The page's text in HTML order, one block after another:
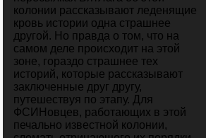
колонии рассказывают леденящие
кровь истории одна страшнее
другой. Но правда о том, что на
самом деле происходит на этой
зоне, гораздо страшнее тех
историй, которые рассказывают
заключенные друг другу,
путешествуя по этапу. Для
ФСИНовцев, работающих в этой
печально известной колонии,